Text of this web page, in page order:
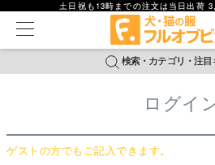
土日祝も13時までの注文は当日出荷
検索・カテゴリ・注目
＼注目ワード／
ジャージ 防蚊 腹巻 撥水
接触冷感 おそろコーデ
在庫なし商品を表示しない
商品番号
並び順
新着順
ログイ
ゲストの方でもご記入できます。